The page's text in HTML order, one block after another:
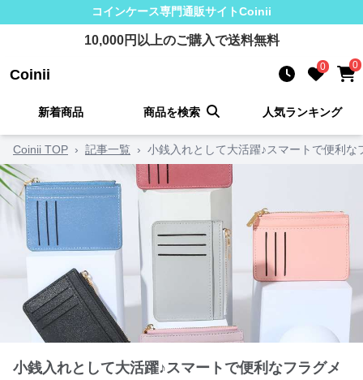
コインケース専門通販サイトCoinii
10,000円以上のご購入で送料無料
Coinii 0 0
新着商品 商品を検索 人気ランキング
Coinii TOP › 記事一覧 › 小銭入れとして大活躍♪スマートで便利
小銭入れとして大活躍♪スマートで便利なフラグメ